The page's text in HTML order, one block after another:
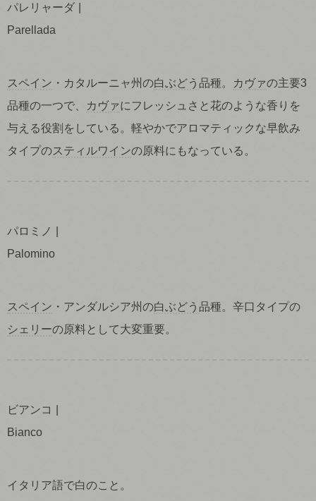
パレリャーダ
Parellada
スペイン ・カタルーニャ州の白ぶどう 品種。 カヴァの主要3
品種の一つで、
カヴァにフレッシュさと花のような香りを
与える役割をしている。軽やかでアロマティックな早飲み
タイプのスティルワインの原料にもなっている。
パロミノ
Palomino
スペイン ・アンダルシア州の白ぶどう 品種。辛口タイプの
シェリーの原料として大変重要。
ビアンコ
Bianco
イタリア語で白のこと。